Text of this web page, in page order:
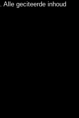
Alle geciteerde inhoud